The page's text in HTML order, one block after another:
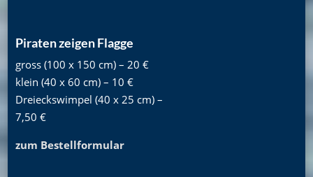
Piraten zeigen Flagge
gross (100 x 150 cm) – 20 €
klein (40 x 60 cm) – 10 €
Dreieckswimpel (40 x 25 cm) –
7,50 €
zum Bestellformular